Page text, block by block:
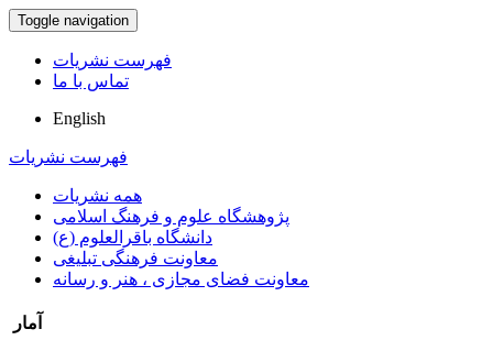
Toggle navigation
فهرست نشریات
تماس با ما
English
فهرست نشریات
همه نشریات
پژوهشگاه علوم و فرهنگ اسلامی
دانشگاه باقرالعلوم (ع)
معاونت فرهنگی تبلیغی
معاونت فضای مجازی ، هنر و رسانه
آمار